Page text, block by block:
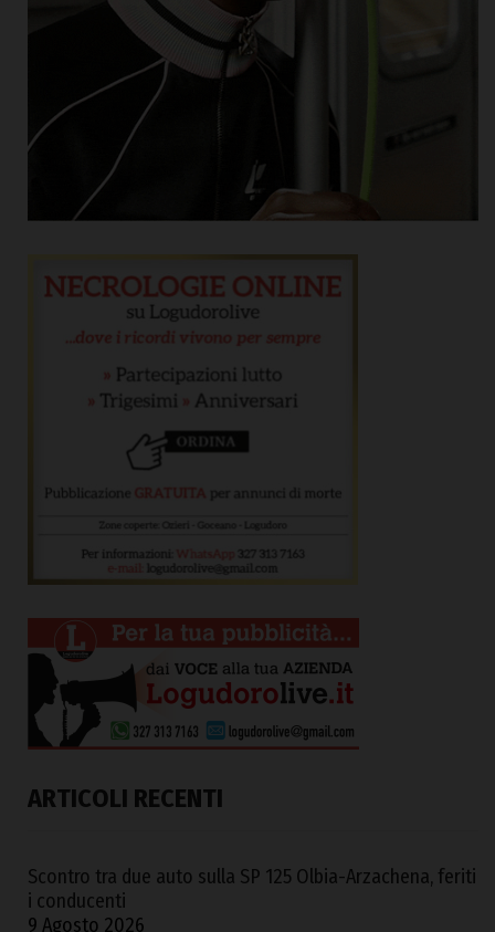
ARTICOLI RECENTI
Scontro tra due auto sulla SP 125 Olbia-Arzachena, feriti
i conducenti
9 Agosto 2026